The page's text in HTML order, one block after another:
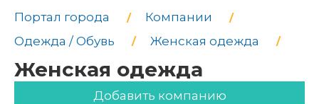
Портал города
Компании
Одежда / Обувь
Женская одежда
Женская одежда
Добавить компанию